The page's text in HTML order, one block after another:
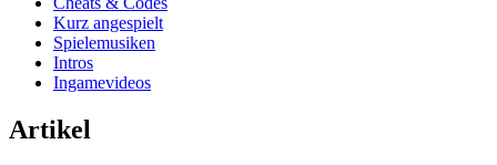
Kurz angespielt
Spielemusiken
Intros
Ingamevideos
Artikel